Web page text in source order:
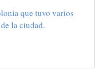
que tuvo varios
la ciudad.